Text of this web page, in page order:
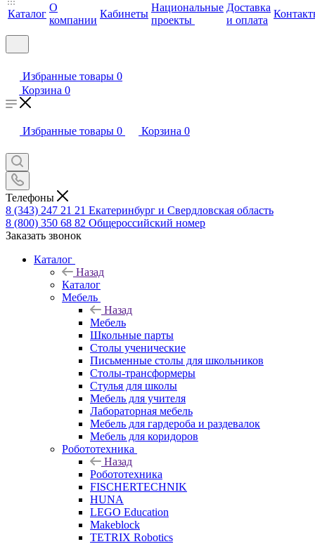
Каталог
О
компании
Кабинеты
Национальные
проекты
Доставка
и оплата
Избранные товары 0
Корзина 0
Избранные товары 0 Корзина 0
Телефоны
8 (343) 247 21 21 Екатеринбург и Свердловская область
8 (800) 350 68 82 Общероссийский номер
Заказать звонок
Каталог
Назад
Каталог
Мебель
Назад
Мебель
Школьные парты
Столы ученические
Письменные столы для школьников
Столы-трансформеры
Стулья для школы
Мебель для учителя
Лабораторная мебель
Мебель для гардероба и раздевалок
Мебель для коридоров
Робототехника
Назад
Робототехника
FISCHERTECHNIK
HUNA
LEGO Education
Makeblock
TETRIX Robotics